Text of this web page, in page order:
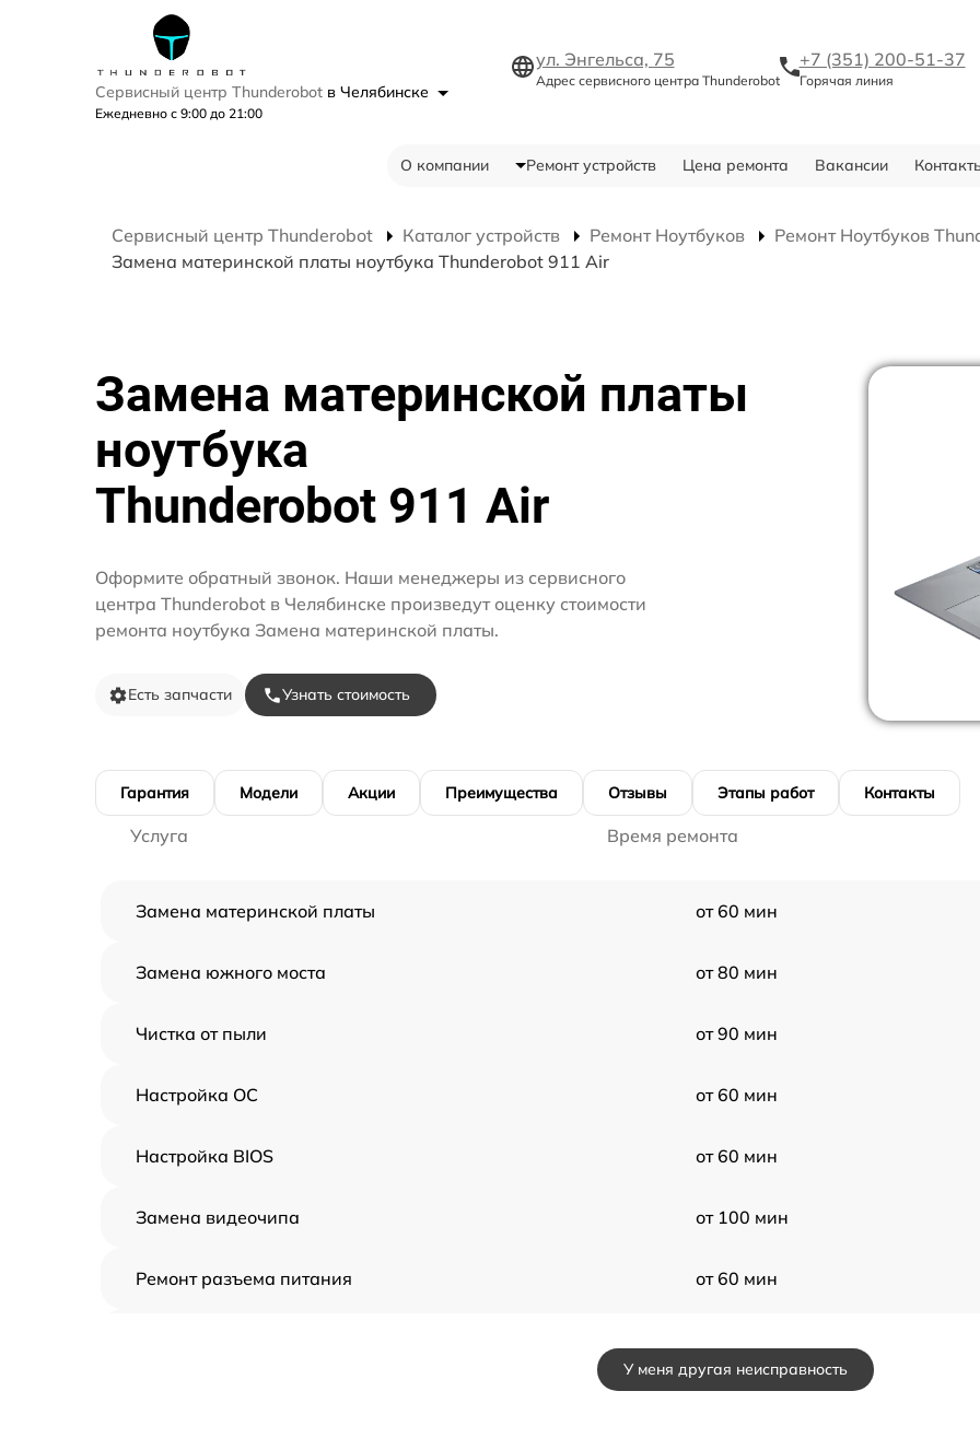
Сервисный центр Thunderobot в Челябинске
Ежедневно с 9:00 до 21:00
ул. Энгельса, 75
Адрес сервисного центра Thunderobot
+7 (351) 200-51-37
Горячая линия
О компании Ремонт устройств Цена ремонта Вакансии
Сервисный центр Thunderobot Каталог устройств Ремонт Ноутбуков
Ремонт Ноутбуков
Замена материнской платы ноутбука Thunderobot 911 Air
Замена материнской платы
ноутбука
Thunderobot 911 Air
Оформите обратный звонок. Наши менеджеры из сервисного
центра Thunderobot в Челябинске произведут оценку стоимости
ремонта ноутбука Замена материнской платы.
Есть запчасти Узнать стоимость
Гарантия Модели Акции Преимущества Отзывы Этапы работ Контакты
Услуга Время ремонта
Замена материнской платы от 60 мин
Замена южного моста от 80 мин
Чистка от пыли от 90 мин
Настройка ОС от 60 мин
Настройка BIOS от 60 мин
Замена видеочипа от 100 мин
Ремонт разъема питания от 60 мин
У меня другая неисправность